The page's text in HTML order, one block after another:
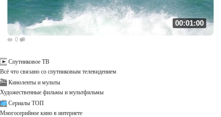
00:01:00
0
Спутниковое ТВ
Всё что связано со спутниковым телевидением
Киноленты и мульты
Художественные фильмы и мультфильмы
Сериалы ТОП
Многосерийное кино в интернете